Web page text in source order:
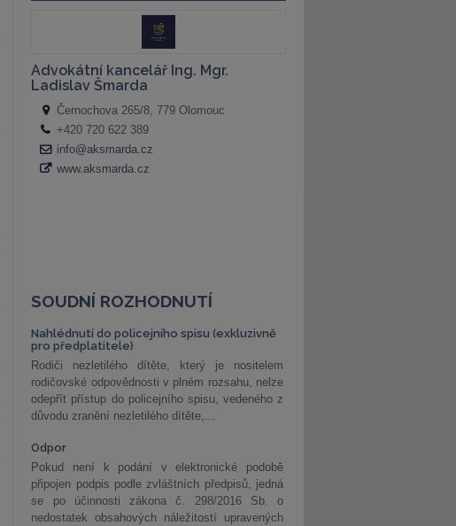
SOUDNÍ ROZHODNUTÍ
Nahlédnutí do policejního spisu (exkluzivně
pro předplatitele)
Rodiči nezletilého dítěte, který je nositelem
rodičovské odpovědnosti v plném rozsahu, nelze
odepřít přístup do policejního spisu, vedeného z
důvodu zranění nezletilého dítěte,...
Odpor
Pokud není k podání v elektronické podobě
připojen podpis podle zvláštních předpisů, jedná
se po účinnosti zákona č. 298/2016 Sb. o
nedostatek obsahových náležitostí upravených